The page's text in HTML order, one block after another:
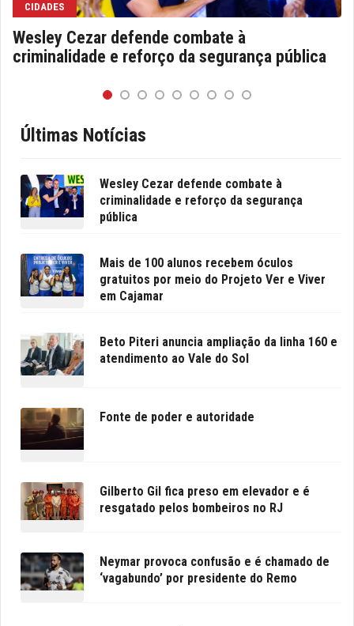
CIDADES
Wesley Cezar defende combate à
criminalidade e reforço da segurança pública
Últimas Notícias
Wesley Cezar defende combate à
criminalidade e reforço da segurança
pública
Mais de 100 alunos recebem óculos
gratuitos por meio do Projeto Ver e Viver
em Cajamar
Beto Piteri anuncia ampliação da linha 160 e
atendimento ao Vale do Sol
Fonte de poder e autoridade
Gilberto Gil fica preso em elevador e é
resgatado pelos bombeiros no RJ
Neymar provoca confusão e é chamado de
‘vagabundo’ por presidente do Remo